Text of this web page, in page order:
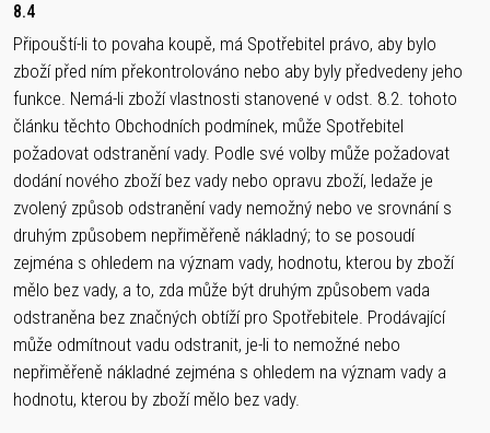
8.4
Připouští-li to povaha koupě, má Spotřebitel právo, aby bylo
zboží před ním překontrolováno nebo aby byly předvedeny jeho
funkce. Nemá-li zboží vlastnosti stanovené v odst. 8.2. tohoto
článku těchto Obchodních podmínek, může Spotřebitel
požadovat odstranění vady. Podle své volby může požadovat
dodání nového zboží bez vady nebo opravu zboží, ledaže je
zvolený způsob odstranění vady nemožný nebo ve srovnání s
druhým způsobem nepřiměřeně nákladný; to se posoudí
zejména s ohledem na význam vady, hodnotu, kterou by zboží
mělo bez vady, a to, zda může být druhým způsobem vada
odstraněna bez značných obtíží pro Spotřebitele. Prodávající
může odmítnout vadu odstranit, je-li to nemožné nebo
nepřiměřeně nákladné zejména s ohledem na význam vady a
hodnotu, kterou by zboží mělo bez vady.